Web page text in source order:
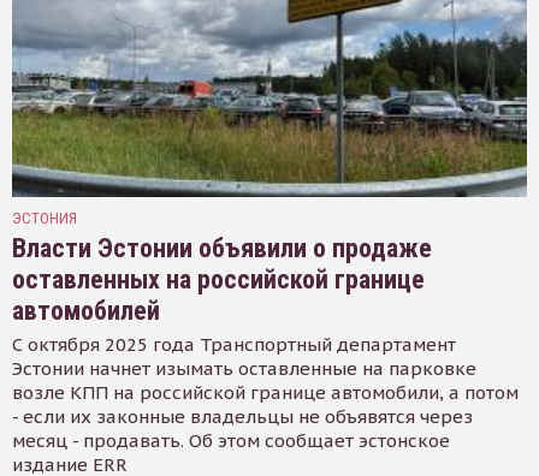
ЭСТОНИЯ
Власти Эстонии объявили о продаже
оставленных на российской границе
автомобилей
С октября 2025 года Транспортный департамент
Эстонии начнет изымать оставленные на парковке
возле КПП на российской границе автомобили, а потом
- если их законные владельцы не объявятся через
месяц - продавать. Об этом сообщает эстонское
издание ERR